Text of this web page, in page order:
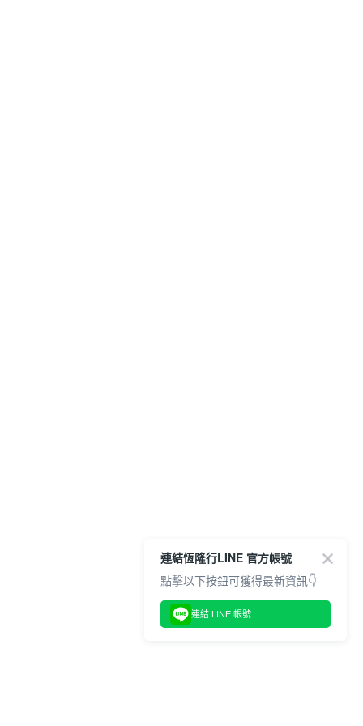
連結恆隆行LINE 官方帳號
點擊以下按鈕可獲得最新資訊👇
連結 LINE 帳號